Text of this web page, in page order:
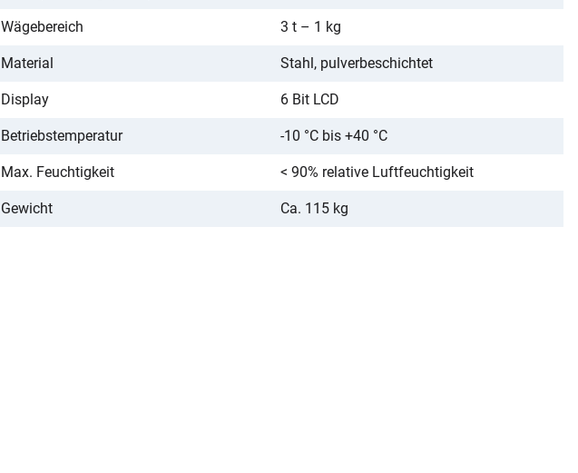
Wägebereich 3 t – 1 kg
Material Stahl, pulverbeschichtet
Display 6 Bit LCD
Betriebstemperatur -10 °C bis +40 °C
Max. Feuchtigkeit < 90% relative Luftfeuchtigkeit
Gewicht Ca. 115 kg